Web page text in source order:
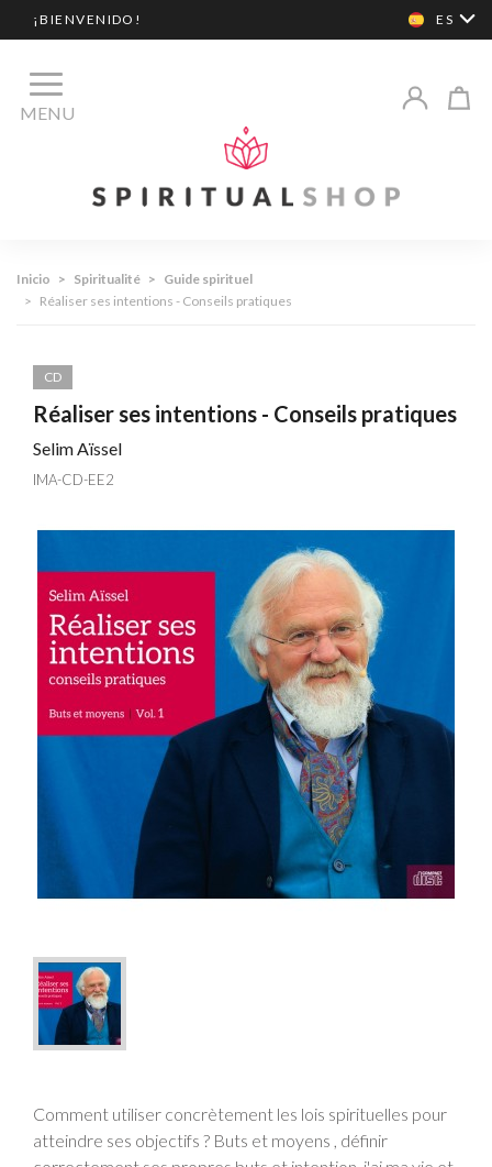
¡BIENVENIDO! ES
MENU
Inicio > Spiritualité > Guide spirituel
> Réaliser ses intentions - Conseils pratiques
CD
Réaliser ses intentions - Conseils pratiques
Selim Aïssel
IMA-CD-EE2
Comment utiliser concrètement les lois spirituelles pour
atteindre ses objectifs ? Buts et moyens , définir